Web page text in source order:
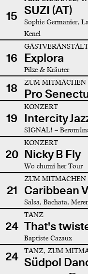
15 SUZI (AT)
Sophie Germanier,
Kenel
16 Explora
Pilze & Kräuter
18 ZUM MITMACHEN
Pro
19
KONZERT
Intercity
SIGNAL! –
20
KONZERT
Nicky B Fly
Wo chumi her Tour
21
ZUM MITMACHEN
Caribbean
Salsa, Bachata,
24
TANZ
That's
Baptiste Cazaux
24 TANZ, ZUM
Südpol